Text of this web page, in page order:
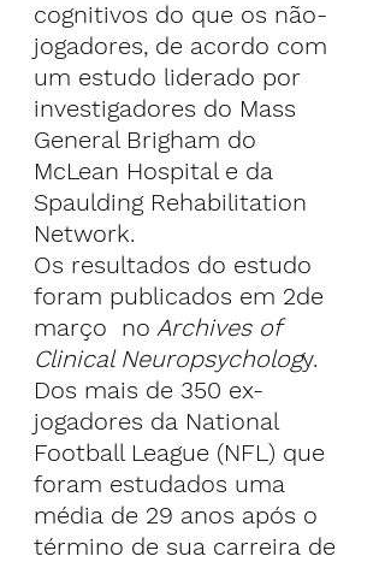
cognitivos do que os não-
jogadores, de acordo com
um estudo liderado por
investigadores do Mass
General Brigham do
McLean Hospital e da
Spaulding Rehabilitation
Network.
Os resultados do estudo
foram publicados em 2de
março  no Archives of
Clinical Neuropsychology.
Dos mais de 350 ex-
jogadores da National
Football League (NFL) que
foram estudados uma
média de 29 anos após o
término de sua carreira de